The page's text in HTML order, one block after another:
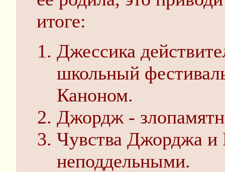
итоге:
Джессика
школьный
Каноном.
Джордж -
Чувства Джорджа
неподдельными.